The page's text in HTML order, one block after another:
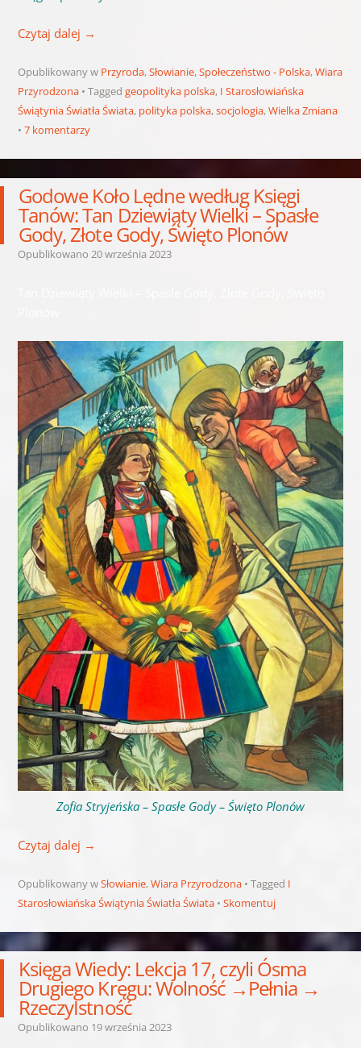
Czytaj dalej →
Opublikowany w Przyroda,Słowianie,Społeczeństwo - Polska,Wiara
Przyrodzona
Tagged geopolityka polska, I Starosłowiańska
Świątynia Światła Świata, polityka polska,socjologia,Wielka Zmiana
7 komentarzy
Godowe Koło Lędne według Księgi
Tanów: Tan Dziewiąty Wielki – Spasłe
Gody, Złote Gody, Święto Plonów
Opublikowano 20 września 2023
Zofia Stryjeńska – Spasłe Gody – Święto Plonów
Czytaj dalej →
Opublikowany wSłowianie,Wiara Przyrodzona Tagged I
Starosłowiańska Świątynia Światła Świata
Skomentuj
Księga Wiedy: Lekcja 17, czyli Ósma
Drugiego Kręgu: Wolność →Pełnia →
RzeczyIstność
Opublikowano 19 września 2023